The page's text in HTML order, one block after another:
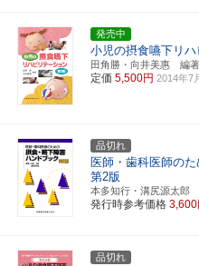
発売中
小児の摂食嚥下リ
田角勝・向井美惠 編著
定価 5,500円 2014年7
品切れ
医師・歯科医師のた
第2版
本多知行・溝尻源太
発行時参考価格 3,600
品切れ